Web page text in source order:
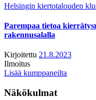
Helsingin kiertotalouden
Parempaa tietoa
rakennusalalla
Kirjoitettu 21.8.2023
Ilmoitus
Lisää kumppaneilta
Näkökulmat